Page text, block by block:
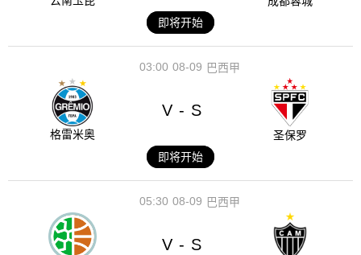
即将开始
08-09
03:00 巴西甲
格雷米奥
V - S
圣保罗
即将开始
08-09
05:30 巴西甲
V - S